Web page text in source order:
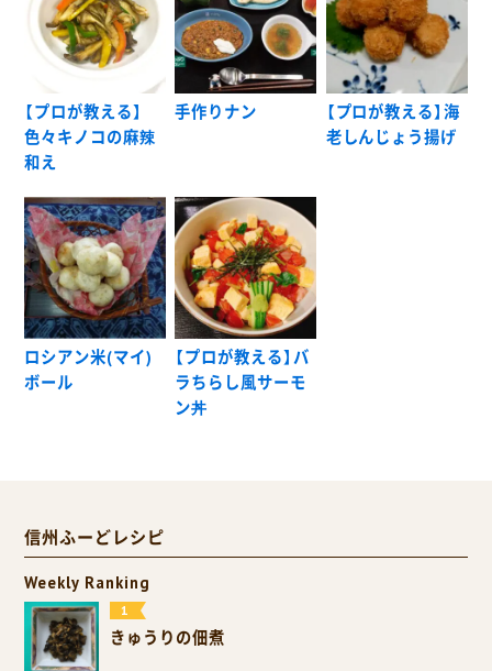
【プロが教える】
色々キノコの麻辣
和え
手作りナン
【プロが教える】海
老しんじょう揚げ
ロシアン米(マイ)
ボール
【プロが教える】バ
ラちらし風サーモ
ン丼
信州ふーどレシピ
Weekly Ranking
きゅうりの佃煮